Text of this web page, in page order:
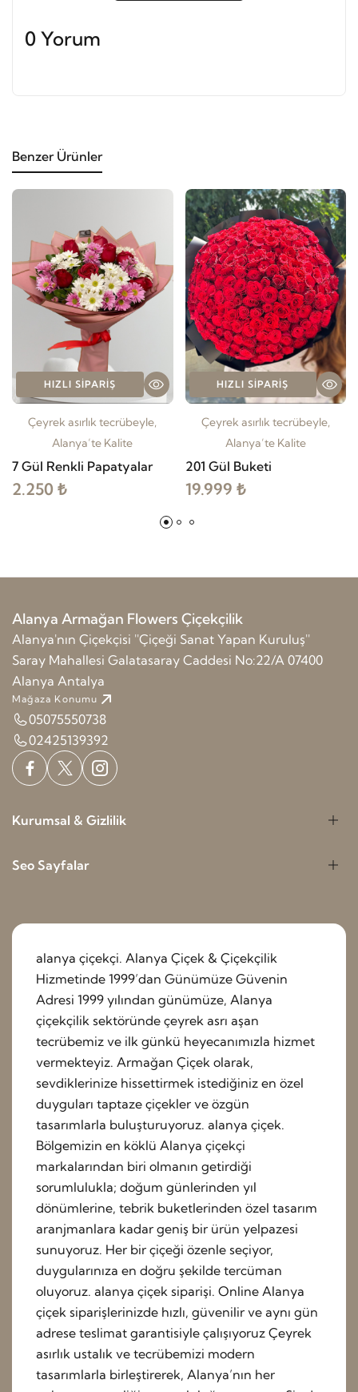
0 Yorum
Benzer Ürünler
HIZLI SIPARIŞ
Çeyrek asırlık tecrübeyle,
Alanya’te Kalite
7 Gül Renkli Papatyalar
2.250 ₺
HIZLI SIPARIŞ
Çeyrek asırlık tecrübeyle,
Alanya’te Kalite
201 Gül Buketi
19.999 ₺
Alanya Armağan Flowers Çiçekçilik
Alanya'nın Çiçekçisi ''Çiçeği Sanat Yapan Kuruluş''
Saray Mahallesi Galatasaray Caddesi No:22/A 07400
Alanya Antalya
Mağaza Konumu
05075550738
02425139392
Kurumsal & Gizlilik
Seo Sayfalar
alanya çiçekçi. Alanya Çiçek & Çiçekçilik
Hizmetinde 1999’dan Günümüze Güvenin
Adresi 1999 yılından günümüze, Alanya
çiçekçilik sektöründe çeyrek asrı aşan
tecrübemiz ve ilk günkü heyecanımızla hizmet
vermekteyiz. Armağan Çiçek olarak,
sevdiklerinize hissettirmek istediğiniz en özel
duyguları taptaze çiçekler ve özgün
tasarımlarla buluşturuyoruz. alanya çiçek.
Bölgemizin en köklü Alanya çiçekçi
markalarından biri olmanın getirdiği
sorumlulukla; doğum günlerinden yıl
dönümlerine, tebrik buketlerinden özel tasarım
aranjmanlara kadar geniş bir ürün yelpazesi
sunuyoruz. Her bir çiçeği özenle seçiyor,
duygularınıza en doğru şekilde tercüman
oluyoruz. alanya çiçek siparişi. Online Alanya
çiçek siparişlerinizde hızlı, güvenilir ve aynı gün
adrese teslimat garantisiyle çalışıyoruz Çeyrek
asırlık ustalık ve tecrübemizi modern
tasarımlarla birleştirerek, Alanya’nın her